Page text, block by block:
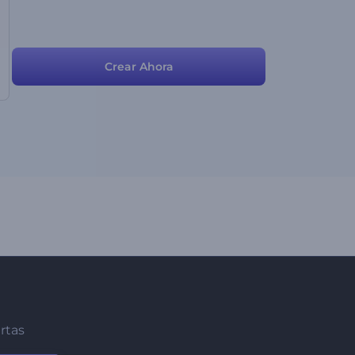
Crear Ahora